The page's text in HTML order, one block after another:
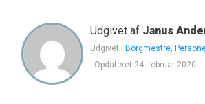
Udgivet af Janus
Udgivet i Borgmestre,
- Opdateret 24. februar 2020